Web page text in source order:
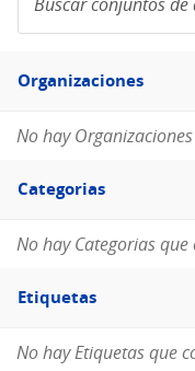
conjuntos
de
Filtro
Organizaciones
No hay
Filtro
Categorias
Categorias
No hay Categorias
Filtro
Etiquetas
Etiquetas
No hay Etiquetas que